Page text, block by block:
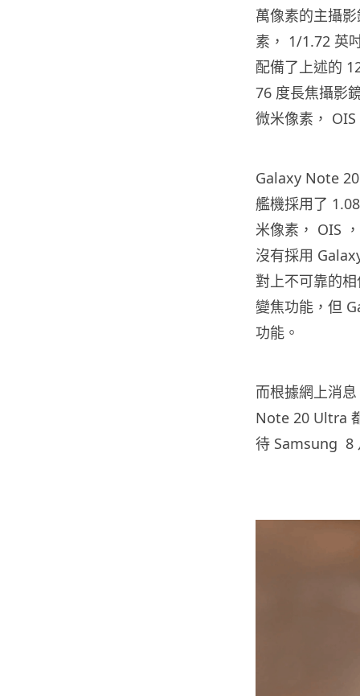
萬像素的主攝
素， 1/1.72 英
配備了上述的
76 度長焦攝影
微米像素，
Galaxy Note
艦機採用了
米像素， OIS
沒有採用
對上不可靠的
變焦功能，但
功能。
而根據網上消
Note 20 Ultra
待 Samsung 8